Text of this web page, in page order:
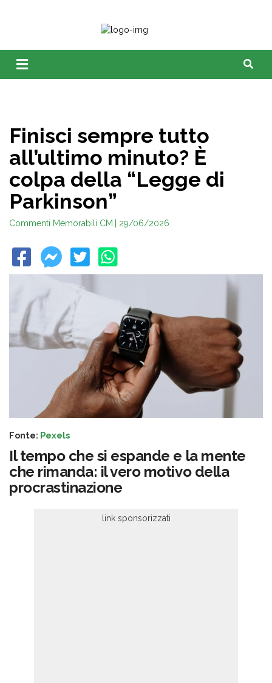
Finisci sempre tutto
all’ultimo minuto? È
colpa della “Legge di
Parkinson”
Commenti Memorabili CM | 29/06/2026
Fonte: Pexels
Il tempo che si espande e la mente
che rimanda: il vero motivo della
procrastinazione